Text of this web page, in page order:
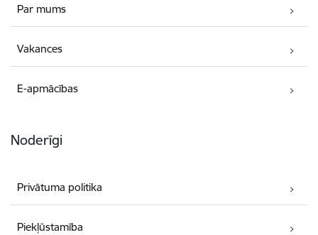
Par mums
Vakances
E-apmācības
Noderīgi
Privātuma politika
Piekļūstamība